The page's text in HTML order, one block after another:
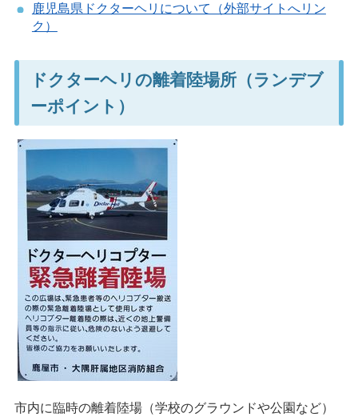
鹿児島県ドクターヘリについて（外部サイトへリン
ク）
ドクターヘリの離着陸場所（ランデブ
ーポイント）
市内に臨時の離着陸場（学校のグラウンドや公園など）